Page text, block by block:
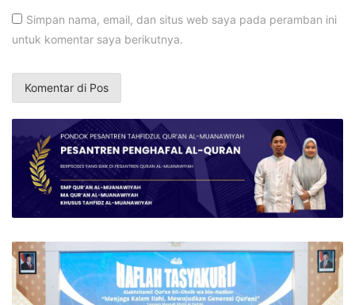
Simpan nama, email, dan situs web saya pada peramban ini
untuk komentar saya berikutnya.